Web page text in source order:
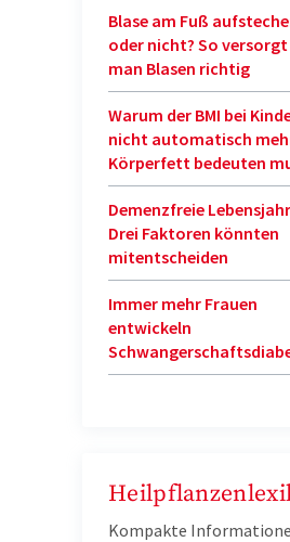
Blase am Fuß
oder nicht? So versorgt
man Blasen richtig
Warum der BMI bei
nicht automatisch
Körperfett bedeuten
Demenzfreie
Drei Faktoren könnten
mitentscheiden
Immer mehr Frauen
entwickeln
Kompakte